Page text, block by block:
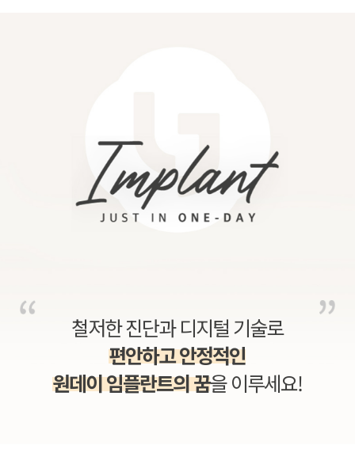
철저한 진단과 디지털 기술로
편안하고 안정적인
원데이 임플란트의 꿈을 이루세요!